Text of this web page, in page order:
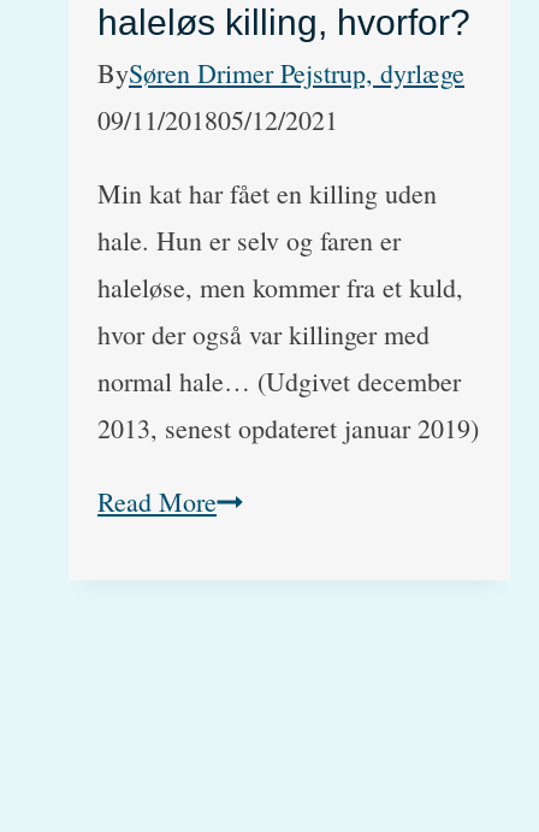
haleløs killing, hvorfor?
BySøren Drimer Pejstrup, dyrlæge
09/11/201805/12/2021
Min kat har fået en killing uden
hale. Hun er selv og faren er
haleløse, men kommer fra et kuld,
hvor der også var killinger med
normal hale… (Udgivet december
2013, senest opdateret januar 2019)
Read MoreMin